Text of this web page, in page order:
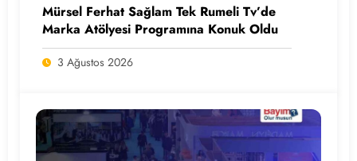
Mürsel Ferhat Sağlam Tek Rumeli Tv’de
Marka Atölyesi Programına Konuk Oldu
3 Ağustos 2026